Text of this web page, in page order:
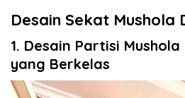
Desain Sekat Mushola
1. Desain Partisi
yang Berkelas